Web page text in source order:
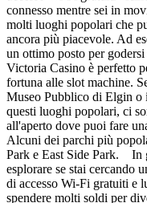
connesso mentre sei in
molti luoghi popolari che
ancora più piacevole. Ad
un ottimo posto per
Victoria Casino è perfetto
fortuna alle slot machine.
Museo Pubblico di Elgin
questi luoghi popolari, ci
all'aperto dove puoi fare
Alcuni dei parchi più
Park e East Side Park. In
esplorare se stai cercando
di accesso Wi-Fi gratuiti e
spendere molti soldi per